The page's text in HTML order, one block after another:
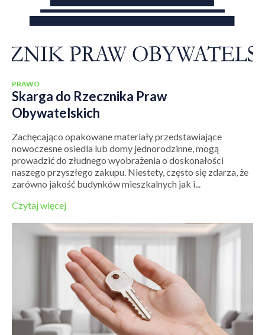
PRAWO
Skarga do Rzecznika Praw
Obywatelskich
Zachęcająco opakowane materiały przedstawiające
nowoczesne osiedla lub domy jednorodzinne, mogą
prowadzić do złudnego wyobrażenia o doskonałości
naszego przyszłego zakupu. Niestety, często się zdarza, że
zarówno jakość budynków mieszkalnych jak i...
Czytaj więcej